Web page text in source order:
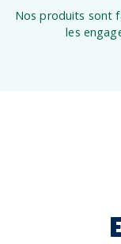
Nos produits sont
les